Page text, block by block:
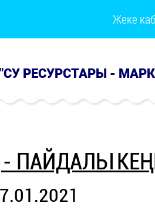
Жеке
"СУ РЕСУРСТАРЫ -
ПАЙДАЛЫ